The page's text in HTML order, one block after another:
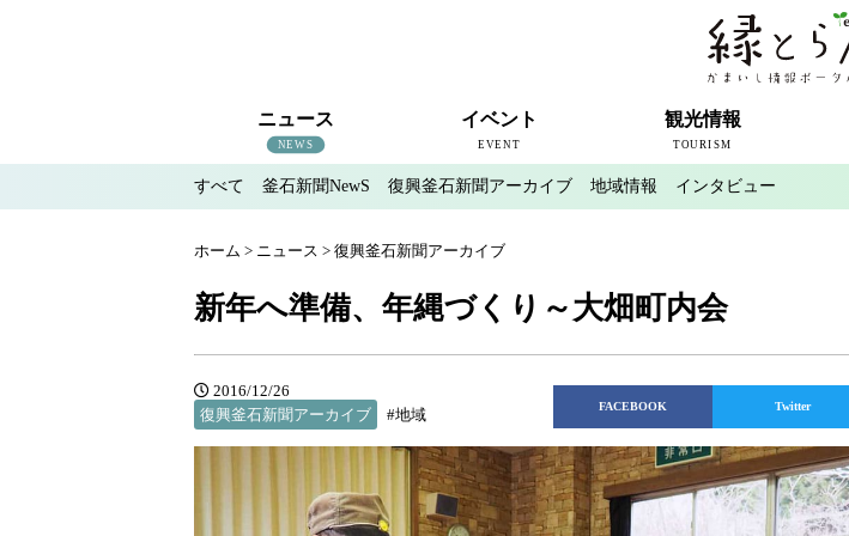
ニュース
NEWS
すべて
釜石新聞NewS
復興釜石新聞アーカイブ
地域情報
インタビュー
イベント
EVENT
釜石のイベント情報
観光情報
TOURISM
近代製鉄発祥の地
観光スポット
宿泊情報
釜石情報交流センター
魚河岸テラス
うのすまい・トモス
根浜シーサイド
SL銀河
三陸鉄道
すべて 釜石新聞NewS 復興釜石新聞アーカイブ 地域情報 インタビュー
ホーム > ニュース > 復興釜石新聞アーカイブ
新年へ準備、年縄づくり～大畑町内会
2016/12/26
復興釜石新聞アーカイブ
#地域 FACEBOOK Twitter